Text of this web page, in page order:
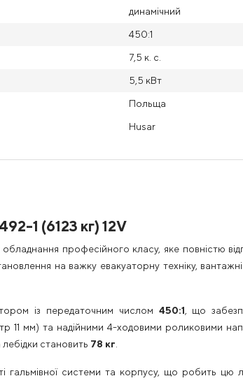
динамічний
450:1
7,5 к. с.
5,5 кВт
Польща
Husar
1 (6123 кг) 12V
професійного класу, яке повністю
на важку евакуаторну техніку,
із передаточним числом 450:1 , що
11 мм) та надійними 4-ходовими роликовими
лебідки становить 78 кг
гальмівної системи та корпусу, що робить цю